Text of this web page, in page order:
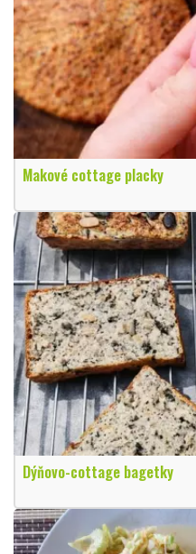
Makové cottage placky
Dýňovo-cottage bagetky